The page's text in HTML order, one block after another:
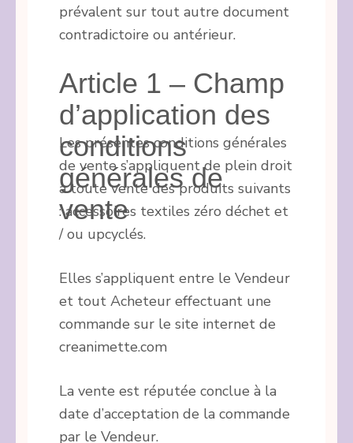
prévalent sur tout autre document
contradictoire ou antérieur.
Article 1 – Champ
d’application des
conditions
générales de
vente
Les présentes conditions générales
de vente s’appliquent de plein droit
à toute vente des produits suivants
: accessoires textiles zéro déchet et
/ ou upcyclés.
Elles s’appliquent entre le Vendeur
et tout Acheteur effectuant une
commande sur le site internet de
creanimette.com
La vente est réputée conclue à la
date d’acceptation de la commande
par le Vendeur.